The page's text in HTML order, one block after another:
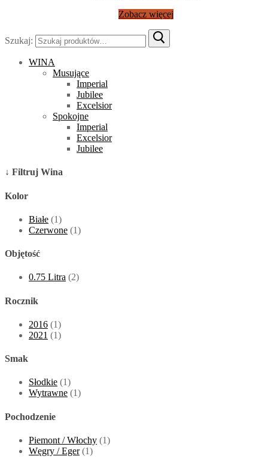
Zobacz więcej
Szukaj:
WINA
Musujące
Imperial
Jubilee
Excelsior
Spokojne
Imperial
Excelsior
Jubilee
↓ Filtruj Wina
Kolor
Białe (1)
Czerwone (1)
Objętość
0.75 Litra (2)
Rocznik
2016 (1)
2021 (1)
Smak
Słodkie (1)
Wytrawne (1)
Pochodzenie
Piemont / Włochy (1)
Węgry / Eger (1)